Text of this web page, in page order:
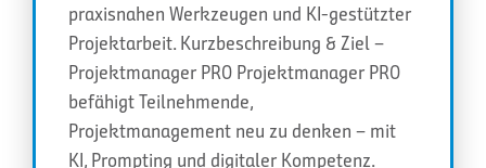
praxisnahen Werkzeugen und KI-gestützter
Projektarbeit. Kurzbeschreibung & Ziel –
Projektmanager PRO Projektmanager PRO
befähigt Teilnehmende,
Projektmanagement neu zu denken – mit
KI, Prompting und digitaler Kompetenz.